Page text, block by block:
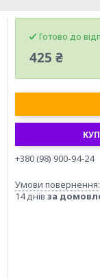
Готово до
425 ₴
+380 (98) 900-94-24
14 днів за